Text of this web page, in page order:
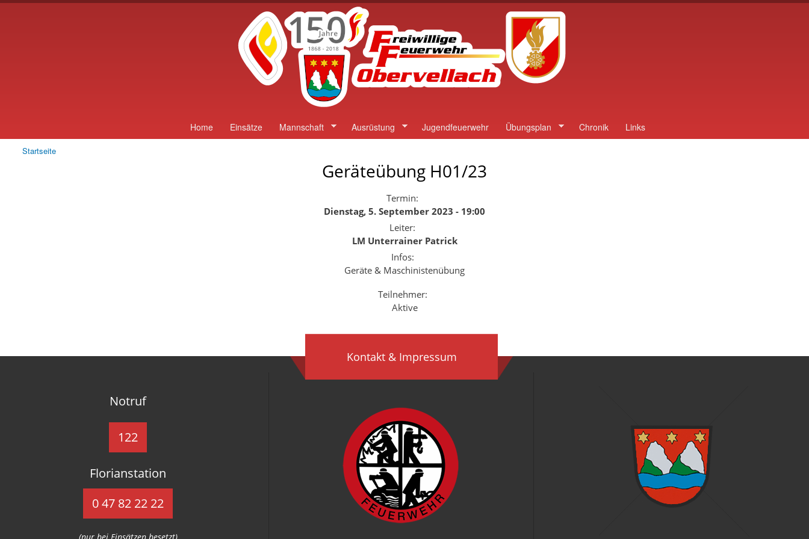
Direkt
zum
Inhalt
Home Einsätze Mannschaft Ausrüstung Jugendfeuerwehr Übungsplan Chronik Links
Sie sind hier
Startseite
Geräteübung H01/23
Termin:
Dienstag, 5. September 2023 - 19:00
Leiter:
LM Unterrainer Patrick
Infos:
Geräte & Maschinistenübung
Teilnehmer:
Aktive
Kontakt & Impressum
Notruf
122
Florianstation
0 47 82 22 22